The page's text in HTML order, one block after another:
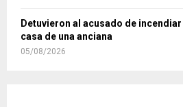
Detuvieron al acusado de
casa de una anciana
05/08/2026